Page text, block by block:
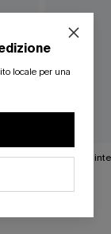
Costume
locale per una